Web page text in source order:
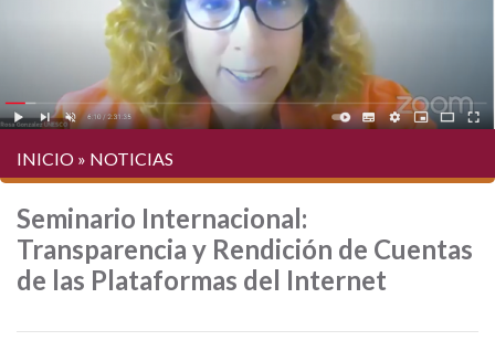
INICIO » NOTICIAS
Seminario Internacional:
Transparencia y Rendición de Cuentas
de las Plataformas del Internet